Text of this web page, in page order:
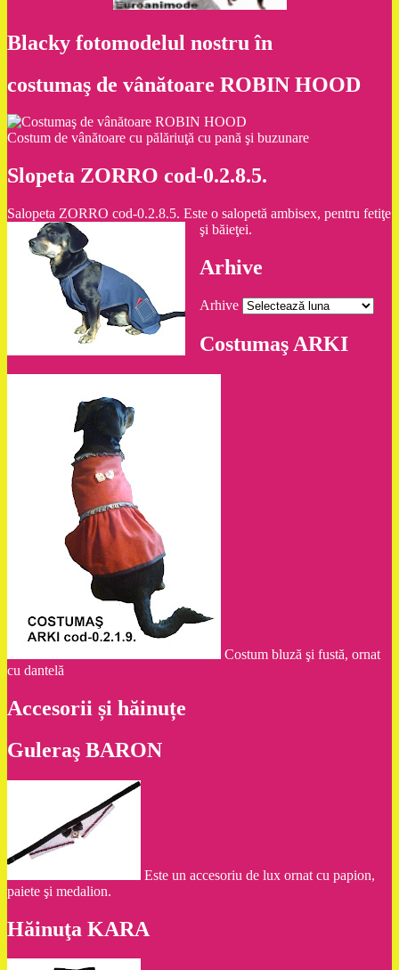
Blacky fotomodelul nostru în
costumaş de vânătoare ROBIN HOOD
Costum de vânătoare cu pălăriuţă cu pană şi buzunare
Slopeta ZORRO cod-0.2.8.5.
Salopeta ZORRO cod-0.2.8.5. Este o salopetă ambisex, pentru fetiţe
şi băieţei.
Arhive
Arhive
Costumaş ARKI
Costum bluză şi fustă, ornat
cu dantelă
Accesorii și hăinuțe
Guleraş BARON
Este un accesoriu de lux ornat cu papion,
paiete şi medalion.
Hăinuţa KARA